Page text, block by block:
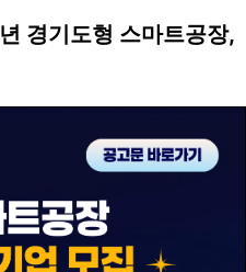
년 경기도형 스마트공장,